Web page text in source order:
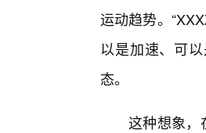
运动趋势。
以是加速、可
态。
这种想象，